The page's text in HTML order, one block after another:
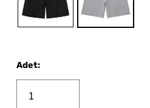
Adet: